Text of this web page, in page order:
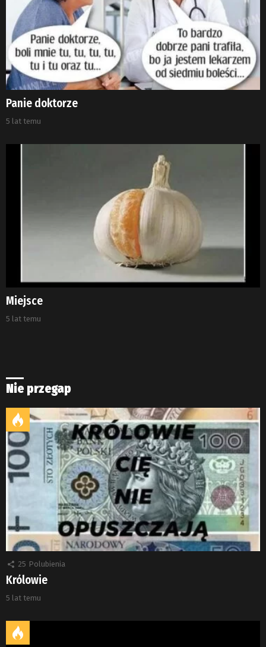
Panie doktorze
5 lat temu
Miejsce
5 lat temu
Nie przegap
25 Polubienia
Królowie
5 lat temu